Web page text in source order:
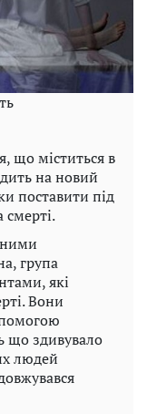
що міститься в
на новий
поставити під
смерті.
група
які
Вони
що здивувало
людей